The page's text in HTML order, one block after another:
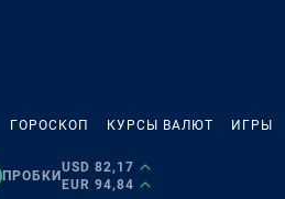
ГОРОСКОП КУРСЫ ВАЛЮТ ИГРЫ
ПРОБКИ
USD 82,17
EUR 94,84